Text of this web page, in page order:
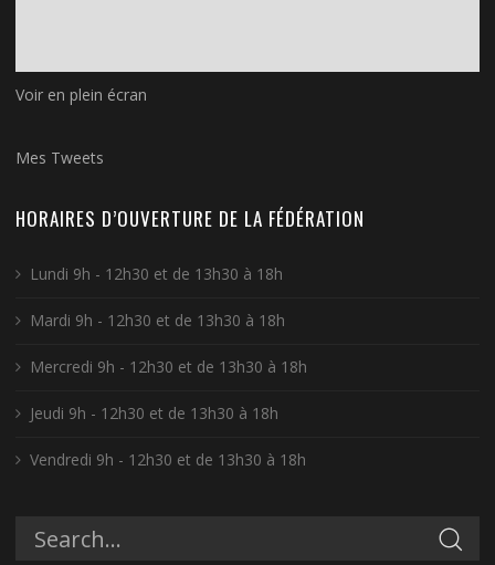
Voir en plein écran
Mes Tweets
HORAIRES D’OUVERTURE DE LA FÉDÉRATION
Lundi 9h - 12h30 et de 13h30 à 18h
Mardi 9h - 12h30 et de 13h30 à 18h
Mercredi 9h - 12h30 et de 13h30 à 18h
Jeudi 9h - 12h30 et de 13h30 à 18h
Vendredi 9h - 12h30 et de 13h30 à 18h